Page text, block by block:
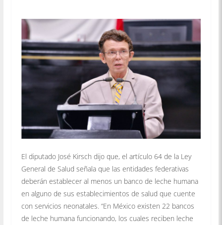
El diputado José Kirsch dijo que, el artículo 64 de la Ley
General de Salud señala que las entidades federativas
deberán establecer al menos un banco de leche humana
en alguno de sus establecimientos de salud que cuente
con servicios neonatales. “En México existen 22 bancos
de leche humana funcionando, los cuales reciben leche